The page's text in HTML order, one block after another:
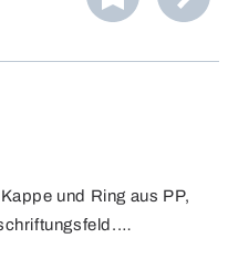
und Ring aus PP,